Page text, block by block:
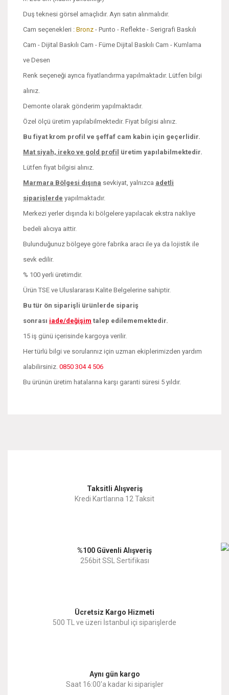
Duş teknesi görsel amaçlıdır. Ayrı satın alınmalıdır.
Cam seçenekleri : Bronz - Punto - Reflekte - Serigrafi Baskılı
Cam - Dijital Baskılı Cam - Füme Dijital Baskılı Cam - Kumlama
ve Desen
Renk seçeneği ayrıca fiyatlandırma yapılmaktadır. Lütfen bilgi
alınız.
Demonte olarak gönderim yapılmaktadır.
Özel ölçü üretim yapılabilmektedir. Fiyat bilgisi alınız.
Bu fiyat krom profil ve şeffaf cam kabin için geçerlidir.
Mat siyah, ireko ve gold profil üretim yapılabilmektedir.
Lütfen fiyat bilgisi alınız.
Marmara Bölgesi dışına sevkiyat, yalnızca adetli
siparişlerde yapılmaktadır.
Merkezi yerler dışında ki bölgelere yapılacak ekstra nakliye
bedeli alıcıya aittir.
Bulunduğunuz bölgeye göre fabrika aracı ile ya da lojistik ile
sevk edilir.
% 100 yerli üretimdir.
Ürün TSE ve Uluslararası Kalite Belgelerine sahiptir.
Bu tür ön siparişli ürünlerde sipariş
sonrası iade/değişim talep edilememektedir.
15 iş günü içerisinde kargoya verilir.
Her türlü bilgi ve sorularınız için uzman ekiplerimizden yardım
alabilirsiniz. 0850 304 4 506
Bu ürünün üretim hatalarına karşı garanti süresi 5 yıldır.
Ürün resmi kalitesiz, bozuk veya görüntülenemiyor.
Ürün fiyatı diğer sitelerden daha pahalı.
Taksitli Alışveriş
Kredi Kartlarına 12 Taksit
%100 Güvenli Alışveriş
256bit SSL Sertifikası
Ücretsiz Kargo Hizmeti
500 TL ve üzeri İstanbul içi siparişlerde
Aynı gün kargo
Saat 16:00'a kadar ki siparişler